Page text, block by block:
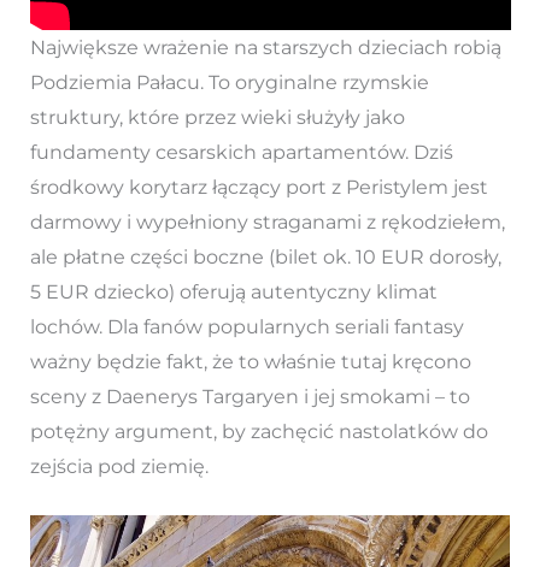
Największe wrażenie na starszych dzieciach robią
Podziemia Pałacu. To oryginalne rzymskie
struktury, które przez wieki służyły jako
fundamenty cesarskich apartamentów. Dziś
środkowy korytarz łączący port z Peristylem jest
darmowy i wypełniony straganami z rękodziełem,
ale płatne części boczne (bilet ok. 10 EUR dorosły,
5 EUR dziecko) oferują autentyczny klimat
lochów. Dla fanów popularnych seriali fantasy
ważny będzie fakt, że to właśnie tutaj kręcono
sceny z Daenerys Targaryen i jej smokami – to
potężny argument, by zachęcić nastolatków do
zejścia pod ziemię.